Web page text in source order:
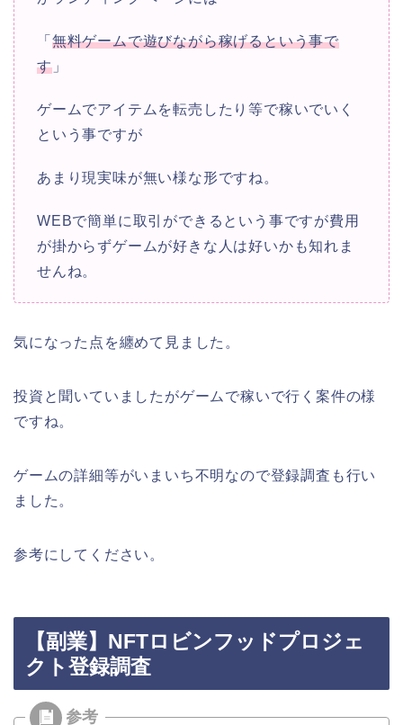
「 無料ゲームで遊びながら稼げるという事で
す」
ゲームでアイテムを転売したり等で稼いでいく
という事ですが
あまり現実味が無い様な形ですね。
WEBで簡単に取引ができるという事ですが費用
が掛からずゲームが好きな人は好いかも知れま
せんね。
気になった点を纏めて見ました。
投資と聞いていましたがゲームで稼いで行く案件の様
ですね。
ゲームの詳細等がいまいち不明なので登録調査も行い
ました。
参考にしてください。
【副業】NFTロビンフッドプロジェ
クト登録調査